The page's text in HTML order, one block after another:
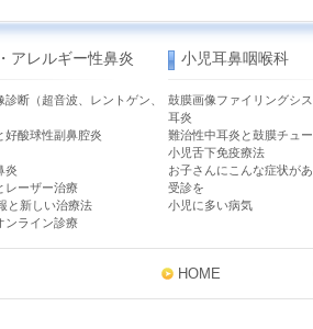
アレルギー性鼻炎
断（超音波、レントゲン、
好酸球性副鼻腔炎
炎
レーザー治療
と新しい治療法
ンライン診療
小児耳鼻咽喉科
鼓膜画像ファイリングシ
耳炎
難治性中耳炎と鼓膜チュ
小児舌下免疫療法
お子さんにこんな症状が
受診を
小児に多い病気
HOME